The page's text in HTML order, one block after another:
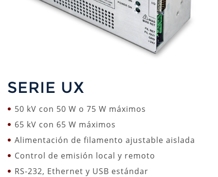
SERIE UX
50 kV con 50 W o 75 W máximos
65 kV con 65 W máximos
Alimentación de filamento ajustable aislada
Control de emisión local y remoto
RS-232, Ethernet y USB estándar